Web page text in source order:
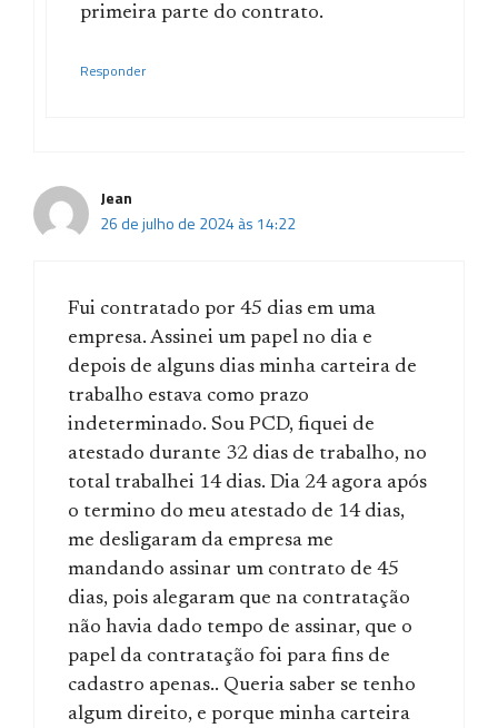
primeira parte do contrato.
Responder
Jean
26 de julho de 2024 às 14:22
Fui contratado por 45 dias em uma
empresa. Assinei um papel no dia e
depois de alguns dias minha carteira de
trabalho estava como prazo
indeterminado. Sou PCD, fiquei de
atestado durante 32 dias de trabalho, no
total trabalhei 14 dias. Dia 24 agora após
o termino do meu atestado de 14 dias,
me desligaram da empresa me
mandando assinar um contrato de 45
dias, pois alegaram que na contratação
não havia dado tempo de assinar, que o
papel da contratação foi para fins de
cadastro apenas.. Queria saber se tenho
algum direito, e porque minha carteira